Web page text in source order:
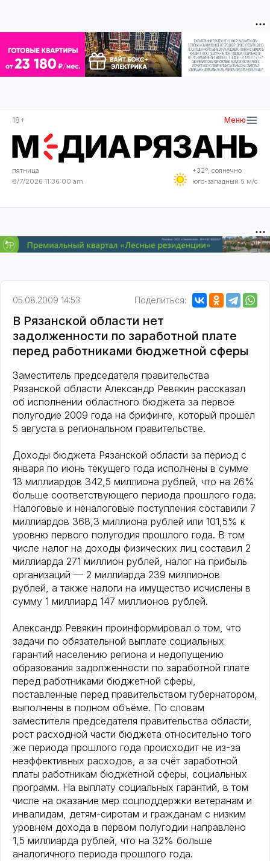
18+ Меню
пятница
8/7/2026 11:36:01 am
+32°, солнечно
юго-западный 5 м/с
05.08.2009 14:53 Поделиться:
В Рязанской области нет
задолженности по заработной плате
перед работниками бюджетной сферы
Заместитель председателя правительства
Рязанской области Александр Ревякин рассказал
об исполнении областного бюджета за первое
полугодие 2009 года на брифинге, который прошёл
5 августа в региональном правительстве.
Доходы бюджета Рязанской области за период с
января по июнь текущего года исполнены в сумме
13 миллиардов 342,5 миллиона рублей, что на 26%
больше соответствующего периода прошлого года.
Налоговые и неналоговые поступления составили 7
миллиардов 368,3 миллиона рублей или 101,5% к
уровню первого полугодия прошлого года. В том
числе налог на доходы физических лиц составил 2
миллиарда 271 миллион рублей, налог на прибыль
организаций — 2 миллиарда 239 миллионов
рублей, а также налоги на имущество исчислены в
сумму 1 миллиард 147 миллионов рублей.
Александр Ревякин проинформировал о том, что
задачи по обязательной выплате социальных
гарантий населению региона и недопущению
образования задолженности по заработной плате
перед работниками бюджетной сферы,
поставленные перед правительством губернатором,
выполнены в полном объёме. По словам
заместителя председателя правительства области,
рост расходной части бюджета относительно того
же периода прошлого года происходит не из-за
неэффективных расходов, а за счёт заработной
платы работникам бюджетной сферы, социальных
программ. На выплату социальных гарантий, в том
числе на оказание мер соцподдержки ветеранам и
инвалидам, детям-сиротам и гражданам с низким
уровнем дохода в первом полугодии направлено
1,5 миллиарда рублей, что на 32% больше
аналогичного периода прошлого года.